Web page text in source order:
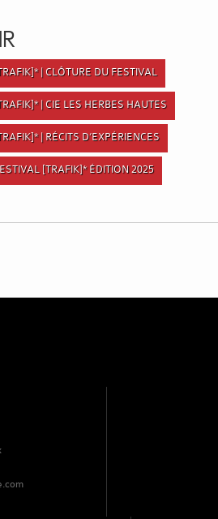
| CLÔTURE DU FESTIVAL
| CIE LES HERBES HAUTES
| RÉCITS D’EXPÉRIENCES
[TRAFIK]* ÉDITION 2025